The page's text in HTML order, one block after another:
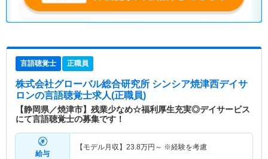
言語聴覚士 正職員
株式会社グローバル総合研究所 シンシア焼津西デイサ
ロンの言語聴覚士求人(正職員)
【静岡県／焼津市】残業少なめ☆福利厚生充実◎デイサービス
にて言語聴覚士の募集です！
給与
【モデル月収】 23.8万円～ ※経験を考慮